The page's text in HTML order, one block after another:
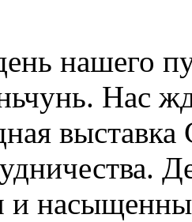
нашего
Нас
и